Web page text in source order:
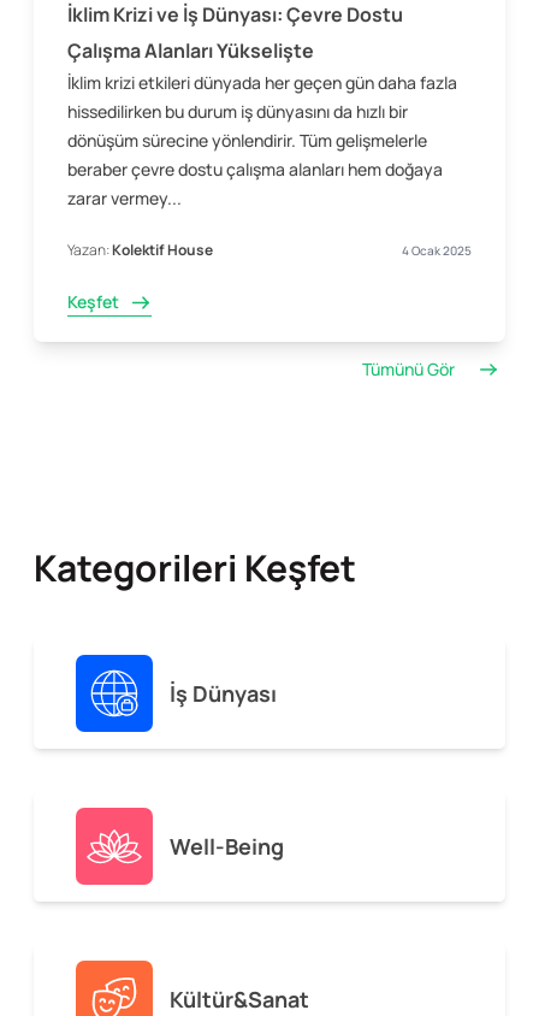
İklim Krizi ve İş Dünyası: Çevre Dostu
Çalışma Alanları Yükselişte
İklim krizi etkileri dünyada her geçen gün daha fazla
hissedilirken bu durum iş dünyasını da hızlı bir
dönüşüm sürecine yönlendirir. Tüm gelişmelerle
beraber çevre dostu çalışma alanları hem doğaya
zarar vermey...
Yazan:Kolektif House 4 Ocak 2025
Keşfet
Tümünü Gör
Kategorileri Keşfet
İş Dünyası
Well-Being
Kültür&Sanat